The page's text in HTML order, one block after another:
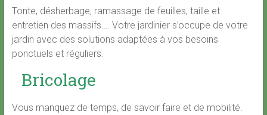
Tonte, désherbage, ramassage de feuilles, taille et
entretien des massifs…. Votre jardinier s’occupe de votre
jardin avec des solutions adaptées à vos besoins
ponctuels et réguliers.
Bricolage
Vous manquez de temps, de savoir faire et de mobilité.